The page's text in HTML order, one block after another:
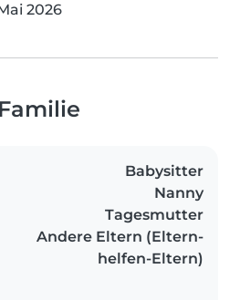
2026
Babysitter
Nanny
Tagesmutter
Andere Eltern (Eltern-
helfen-Eltern)